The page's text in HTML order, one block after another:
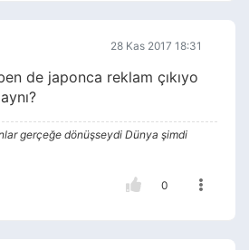
28 Kas 2017 18:31
de japonca reklam çıkıyo
gerçeğe dönüşseydi Dünya şimdi
0